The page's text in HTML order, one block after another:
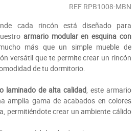
REF RPB1008-MBN
cada rincón está diseñado para
armario modular en esquina con
más que un simple mueble de
versátil que te permite crear un rincón
de tu dormitorio.
laminado de alta calidad, este armario
amplia gama de acabados en colores
permitiéndote crear un ambiente cálido